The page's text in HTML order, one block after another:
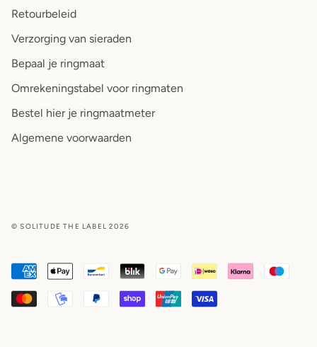
Retourbeleid
Verzorging van sieraden
Bepaal je ringmaat
Omrekeningstabel voor ringmaten
Bestel hier je ringmaatmeter
Algemene voorwaarden
© SOLITUDE THE LABEL 2026